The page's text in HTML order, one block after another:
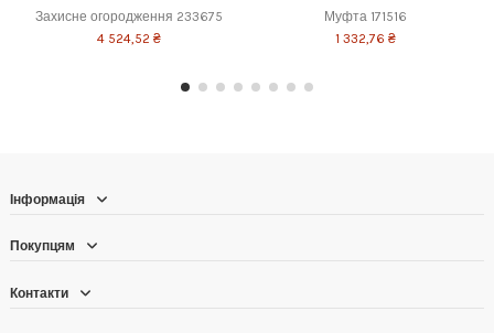
Захисне огородження 233675
4 524,52 ₴
Муфта 171516
1 332,76 ₴
Інформація
Покупцям
Контакти